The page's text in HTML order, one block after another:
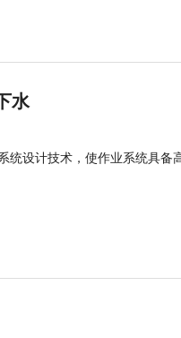
水
设计技术，使作业系统具备